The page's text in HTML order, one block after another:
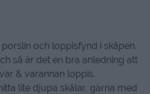
och loppisfynd i skåpen.
så är det en bra anledning att
& varannan loppis.
lite djupa skålar, gärna med